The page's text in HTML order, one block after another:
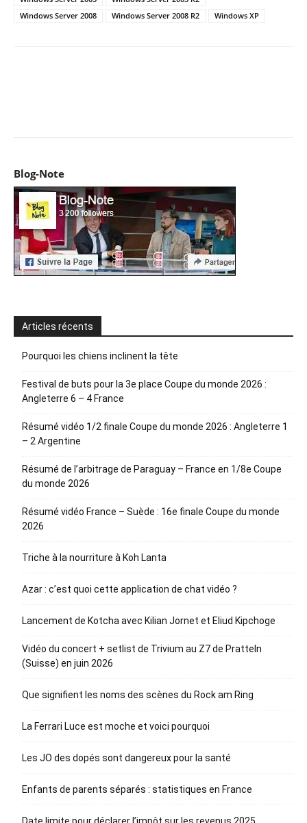
Windows Server 2008
Windows Server 2008 R2 Windows XP
Blog-Note
Articles récents
Pourquoi les chiens inclinent la tête
Festival de buts pour la 3e place Coupe du monde 2026 :
Angleterre 6 – 4 France
Résumé vidéo 1/2 finale Coupe du monde 2026 : Angleterre 1
– 2 Argentine
Résumé de l’arbitrage de Paraguay – France en 1/8e Coupe
du monde 2026
Résumé vidéo France – Suède : 16e finale Coupe du monde
2026
Triche à la nourriture à Koh Lanta
Azar : c’est quoi cette application de chat vidéo ?
Lancement de Kotcha avec Kilian Jornet et Eliud Kipchoge
Vidéo du concert + setlist de Trivium au Z7 de Pratteln
(Suisse) en juin 2026
Que signifient les noms des scènes du Rock am Ring
La Ferrari Luce est moche et voici pourquoi
Les JO des dopés sont dangereux pour la santé
Enfants de parents séparés : statistiques en France
Date limite pour déclarer l’impôt sur les revenus 2025